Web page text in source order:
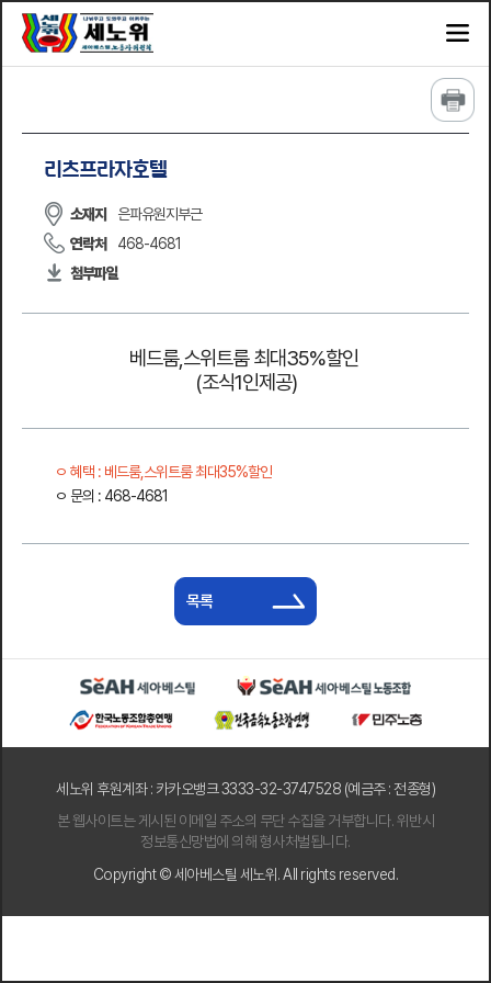
리츠프라자호텔
소재지
은파유원지부근
연락처
468-4681
첨부파일
베드룸,스위트룸 최대35%할인
(조식1인제공)
혜택 : 베드룸,스위트룸 최대35%할인
문의 : 468-4681
목록
세노위 후원계좌 : 카카오뱅크 3333-32-3747528 (예금주 : 전종형)
본 웹사이트는 게시된 이메일 주소의 무단 수집을 거부합니다. 위반시
정보통신망법에 의해 형사처벌됩니다.
Copyright © 세아베스틸 세노위. All rights reserved.